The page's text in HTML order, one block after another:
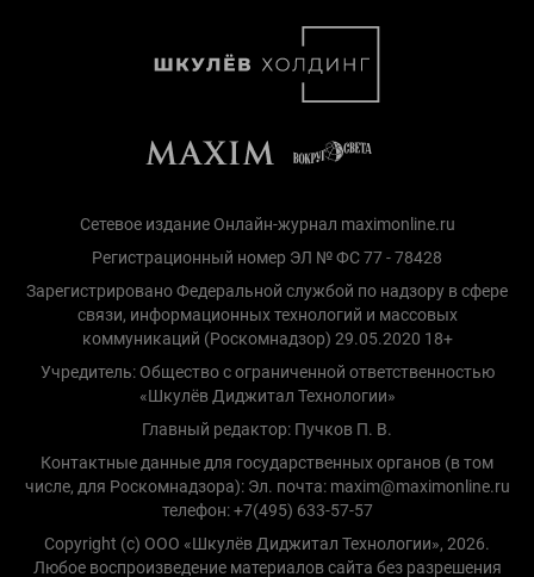
Сетевое издание Онлайн-журнал maximonline.ru
Регистрационный номер ЭЛ № ФС 77 - 78428
Зарегистрировано Федеральной службой по надзору в сфере
связи, информационных технологий и массовых
коммуникаций (Роскомнадзор) 29.05.2020 18+
Учредитель: Общество с ограниченной ответственностью
«Шкулёв Диджитал Технологии»
Главный редактор: Пучков П. В.
Контактные данные для государственных органов (в том
числе, для Роскомнадзора): Эл. почта: maxim@maximonline.ru
телефон: +7(495) 633-57-57
Copyright (с) ООО «Шкулёв Диджитал Технологии», 2026.
Любое воспроизведение материалов сайта без разрешения